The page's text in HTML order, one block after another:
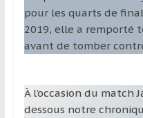
pour les quarts de
2019, elle a remporté
avant de tomber
À l’occasion du match
dessous notre